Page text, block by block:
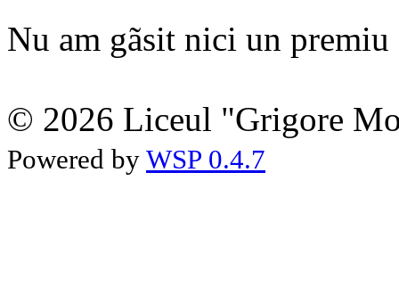
Nu am gãsit nici un premiu
© 2026 Liceul "Grigore
Powered by WSP 0.4.7